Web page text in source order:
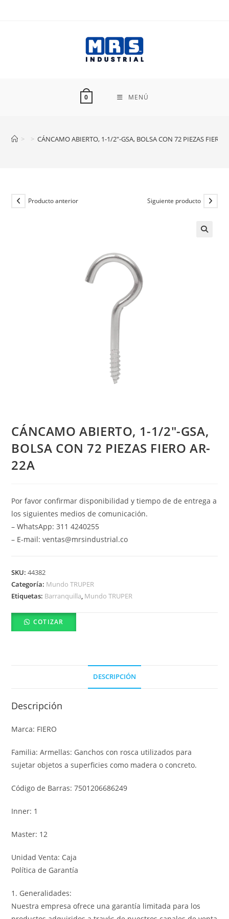
0 MENÚ
> > CÁNCAMO ABIERTO, 1-1/2″-GSA, BOLSA CON 72 PIEZAS FIERO
Producto anterior Siguiente producto
CÁNCAMO ABIERTO, 1-1/2″-GSA,
BOLSA CON 72 PIEZAS FIERO AR-
22A
Por favor confirmar disponibilidad y tiempo de de entrega a
los siguientes medios de comunicación.
– WhatsApp: 311 4240255
– E-mail: ventas@mrsindustrial.co
SKU:44382
Categoría: Mundo TRUPER
Etiquetas: Barranquilla, Mundo TRUPER
COTIZAR
DESCRIPCIÓN
Descripción
Marca: FIERO
Familia: Armellas: Ganchos con rosca utilizados para
sujetar objetos a superficies como madera o concreto.
Código de Barras: 7501206686249
Inner: 1
Master: 12
Unidad Venta: Caja
Política de Garantía
1. Generalidades:
Nuestra empresa ofrece una garantía limitada para los